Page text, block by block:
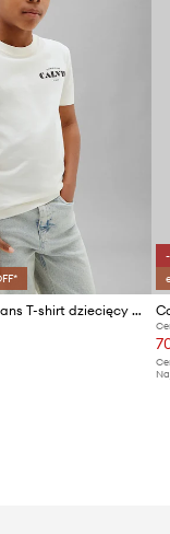
Calvin Klein Jeans T-shirt dziecięcy bawełniany